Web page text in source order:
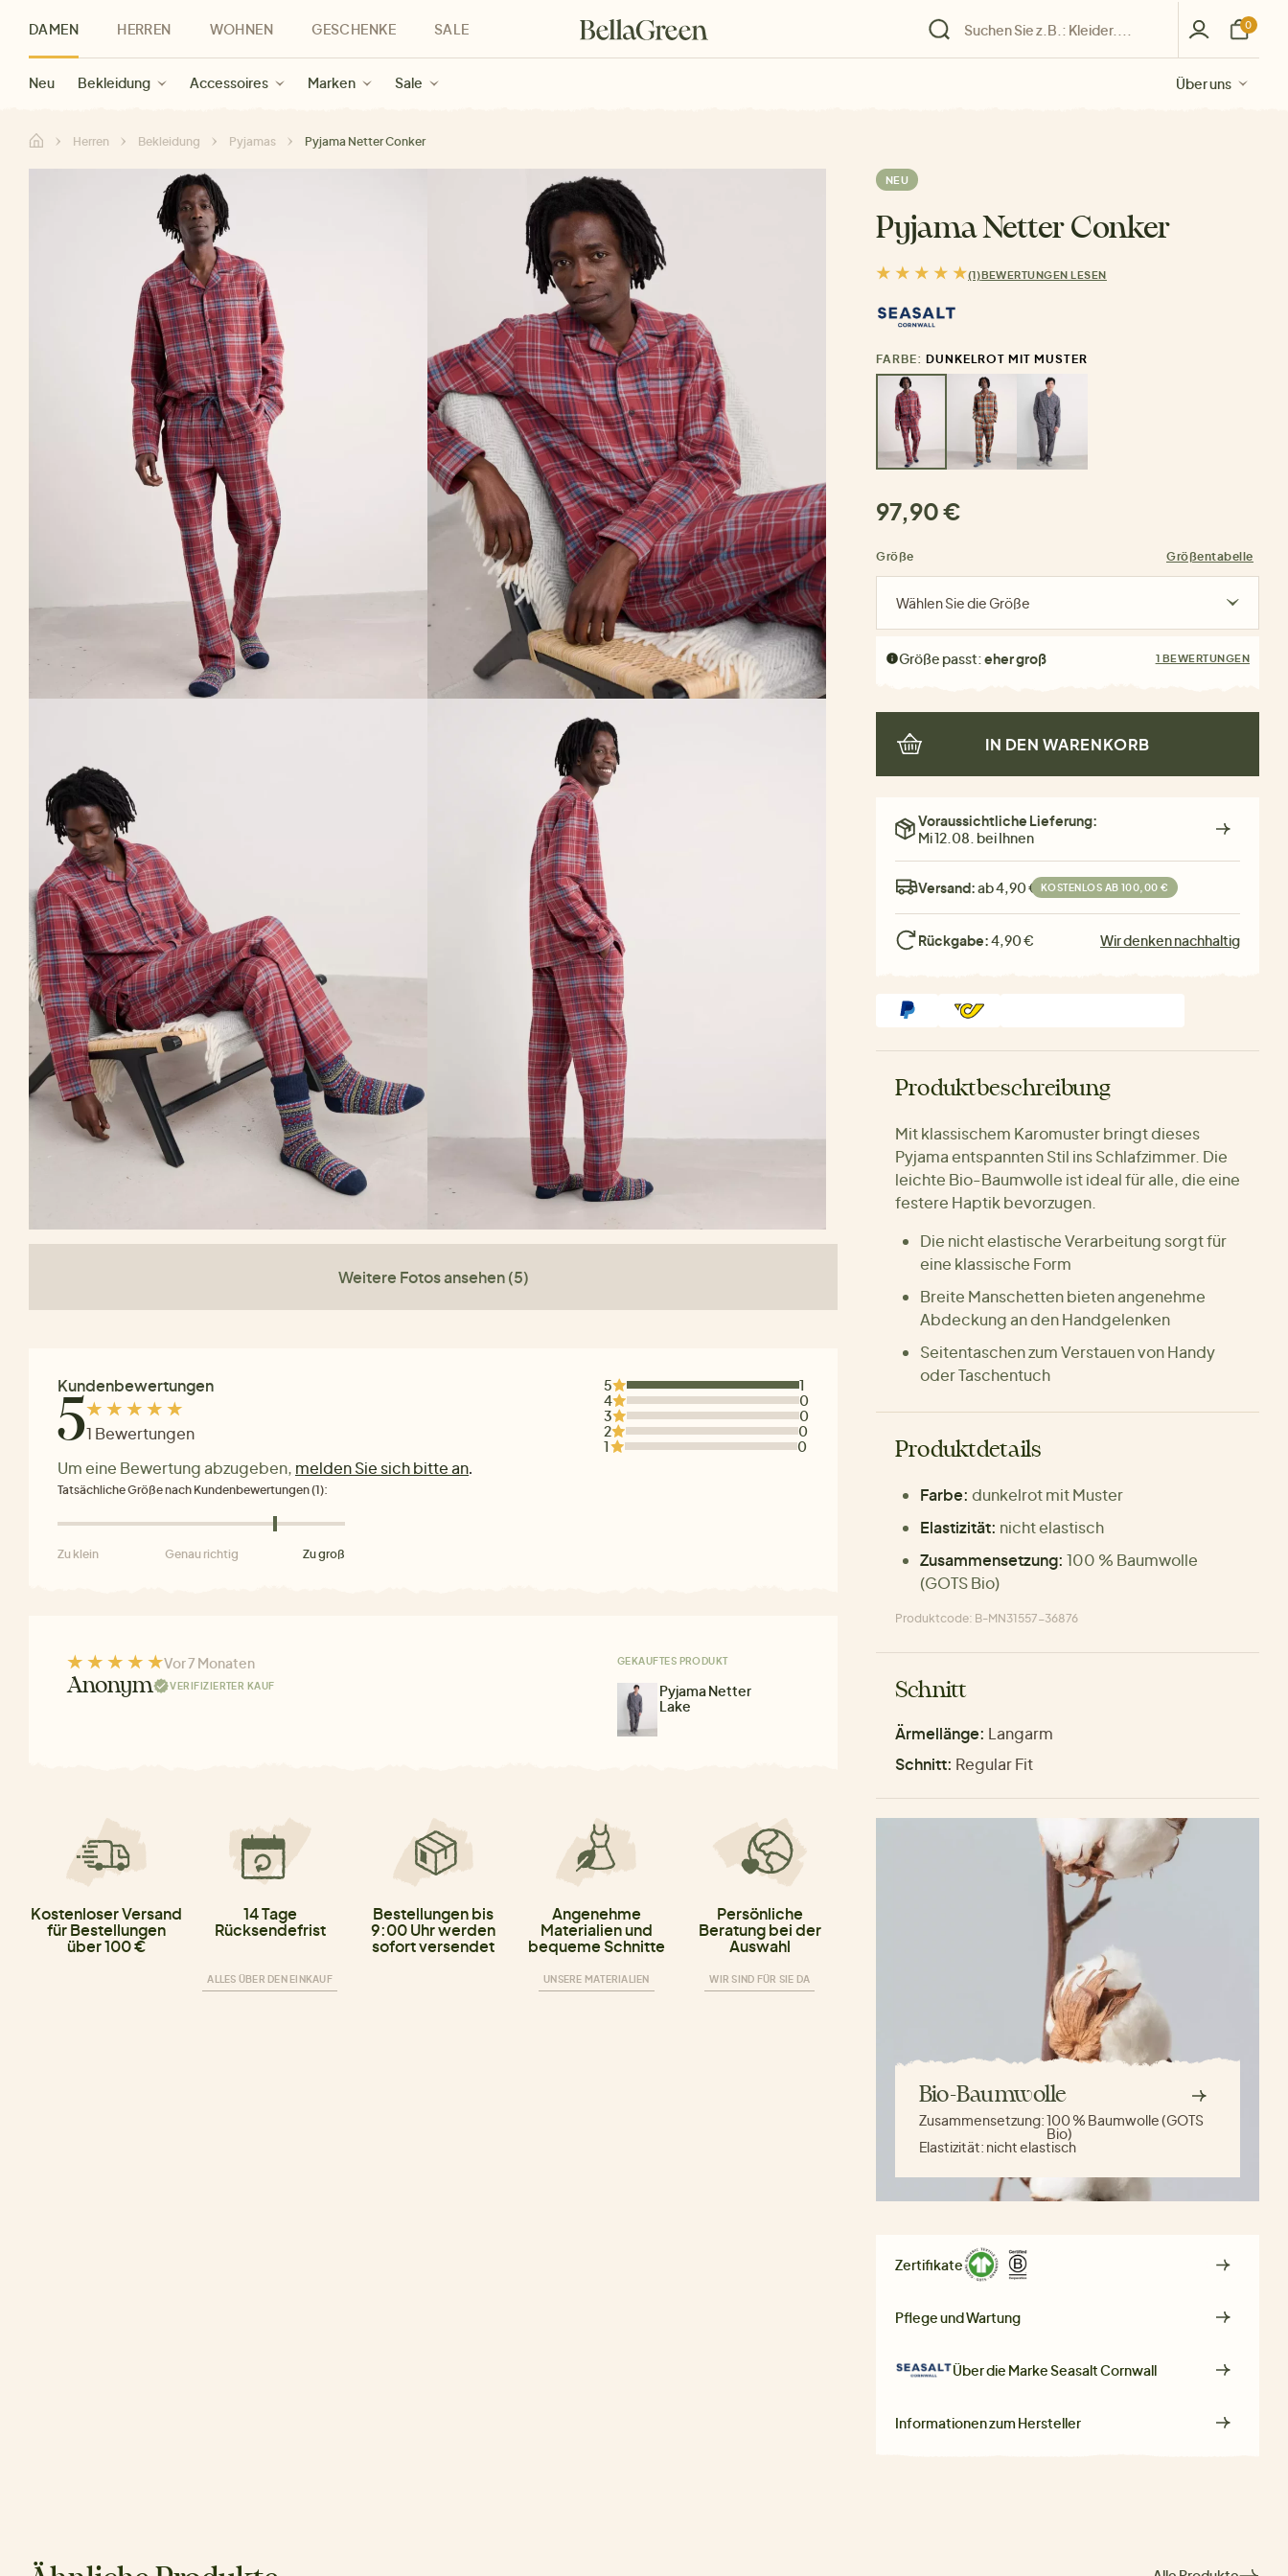
DAMEN
Neu Bekleidung Accessoires Marken Sale Über uns
HERREN
Herren Neu Bekleidung Marken Sale Über uns
WOHNEN
Kategorien Marken Sale Über uns
GESCHENKE
Geschenke für Frauen Geschenke für Männer Geschenke für Kinder Über uns
SALE
Sale Damen Sale Herren Über uns
0
Herren Bekleidung Pyjamas Pyjama Netter Conker
Weitere Fotos ansehen (5)
Kundenbewertungen
51 Bewertungen
Um eine Bewertung abzugeben, melden Sie sich bitte an.
5
1
4
0
3
0
2
0
1
0
Tatsächliche Größe nach Kundenbewertungen (1):
Zu klein Genau richtig Zu groß
Vor 7 Monaten
Anonym VERIFIZIERTER KAUF
GEKAUFTES PRODUKT
Pyjama Netter
Lake
Kostenloser Versand
für Bestellungen
über 100 €
14 Tage
Rücksendefrist
ALLES ÜBER DEN EINKAUF
Bestellungen bis
9:00 Uhr werden
sofort versendet
Angenehme
Materialien und
bequeme Schnitte
UNSERE MATERIALIEN
Persönliche
Beratung bei der
Auswahl
WIR SIND FÜR SIE DA
NEU
Pyjama Netter Conker
(1)BEWERTUNGEN LESEN
FARBE: DUNKELROT MIT MUSTER
97,90 €
Größe Größentabelle
Wählen Sie die Größe
Größe passt:eher groß 1 BEWERTUNGEN
IN DEN WARENKORB
Voraussichtliche Lieferung:
Mi 12.08. bei Ihnen
Versand:ab 4,90 € KOSTENLOS AB 100,00 €
Rückgabe:4,90 € Wir denken nachhaltig
Produktbeschreibung
Mit klassischem Karomuster bringt dieses
Pyjama entspannten Stil ins Schlafzimmer. Die
leichte Bio-Baumwolle ist ideal für alle, die eine
festere Haptik bevorzugen.
Die nicht elastische Verarbeitung sorgt für
eine klassische Form
Breite Manschetten bieten angenehme
Abdeckung an den Handgelenken
Seitentaschen zum Verstauen von Handy
oder Taschentuch
Produktdetails
Farbe: dunkelrot mit Muster
Elastizität: nicht elastisch
Zusammensetzung: 100 % Baumwolle
(GOTS Bio)
Produktcode: B-MN31557-36876
Schnitt
Ärmellänge: Langarm
Schnitt: Regular Fit
Bio-Baumwolle
Zusammensetzung:100 % Baumwolle (GOTS
Bio)
Elastizität: nicht elastisch
Zertifikate
Pflege und Wartung
Über die MarkeSeasalt Cornwall
Informationen zum Hersteller